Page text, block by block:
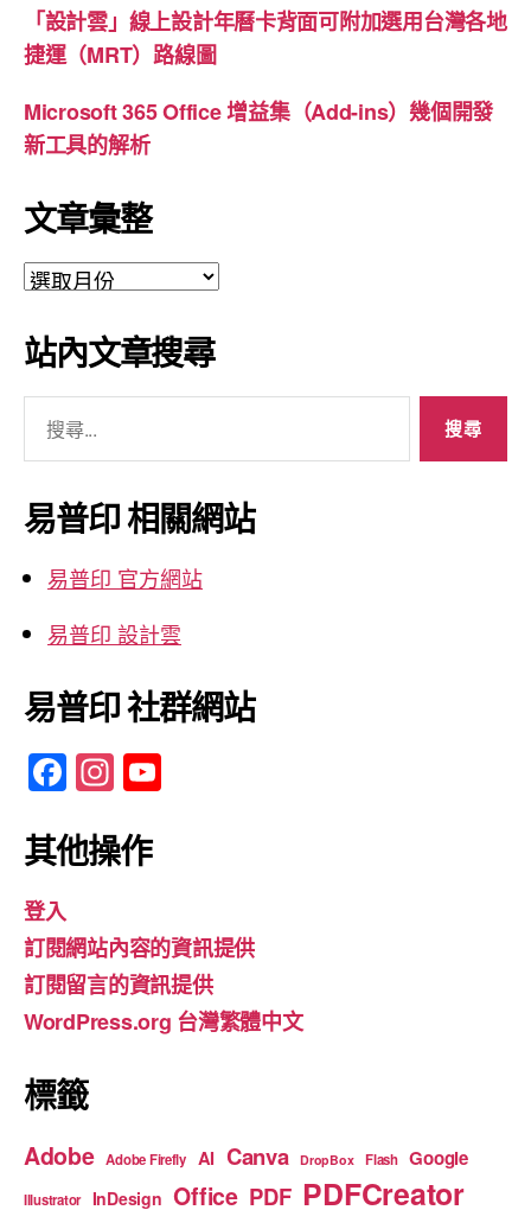
「設計雲」線上設計年曆卡背面可附加選用台灣各地
捷運（MRT）路線圖
Microsoft 365 Office 增益集（Add-ins）幾個開發
新工具的解析
文章彙整
文
彙
整
站內文章搜尋
關
鍵
字:
易普印 相關網站
易普印 官方網站
易普印 設計雲
易普印 社群網站
F
a
c
b
o
o
k
In
st
a
gr
a
m
u
b
e
其他操作
登入
訂閱網站內容的資訊提供
訂閱留言的資訊提供
WordPress.org 台灣繁體中文
標籤
Adobe Adobe Firefly AI Canva DropBox Flash Google
Illustrator InDesign Office PDF PDFCreator